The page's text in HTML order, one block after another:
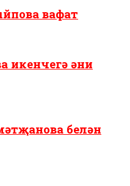
вафат
икенчегә әни
белән